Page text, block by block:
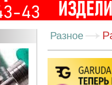
Разное